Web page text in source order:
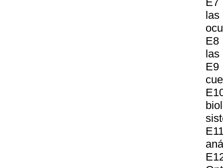
las
E8
las
E9